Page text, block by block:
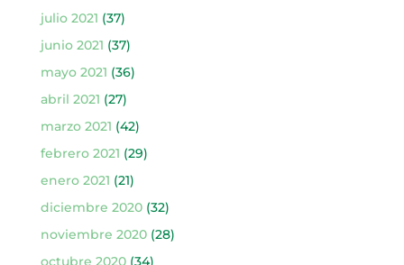
julio 2021 (37)
junio 2021 (37)
mayo 2021 (36)
abril 2021 (27)
marzo 2021 (42)
febrero 2021 (29)
enero 2021 (21)
diciembre 2020(32)
noviembre 2020(28)
octubre 2020(34)